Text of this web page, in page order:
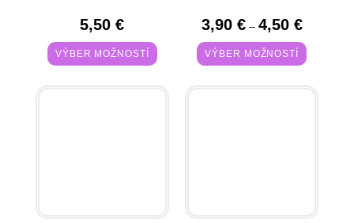
5,50€
VÝBER MOŽNOSTÍ
3,90 € – 4,50 €
VÝBER MOŽNOSTÍ